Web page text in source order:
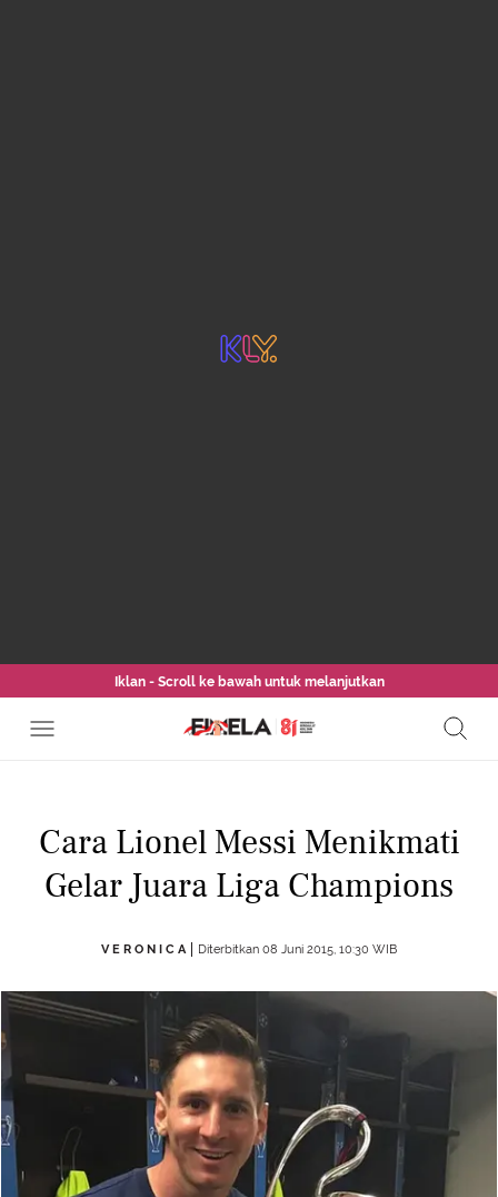
Iklan - Scroll ke bawah untuk melanjutkan
Cara Lionel Messi Menikmati
Gelar Juara Liga Champions
V E R O N I C A Diterbitkan 08 Juni 2015, 10:30 WIB